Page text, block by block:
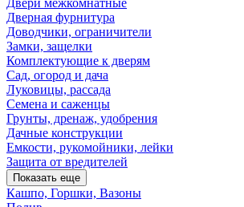
Двери межкомнатные
Дверная фурнитура
Доводчики, ограничители
Замки, защелки
Комплектующие к дверям
Сад, огород и дача
Луковицы, рассада
Семена и саженцы
Грунты, дренаж, удобрения
Дачные конструкции
Емкости, рукомойники, лейки
Защита от вредителей
Показать еще
Кашпо, Горшки, Вазоны